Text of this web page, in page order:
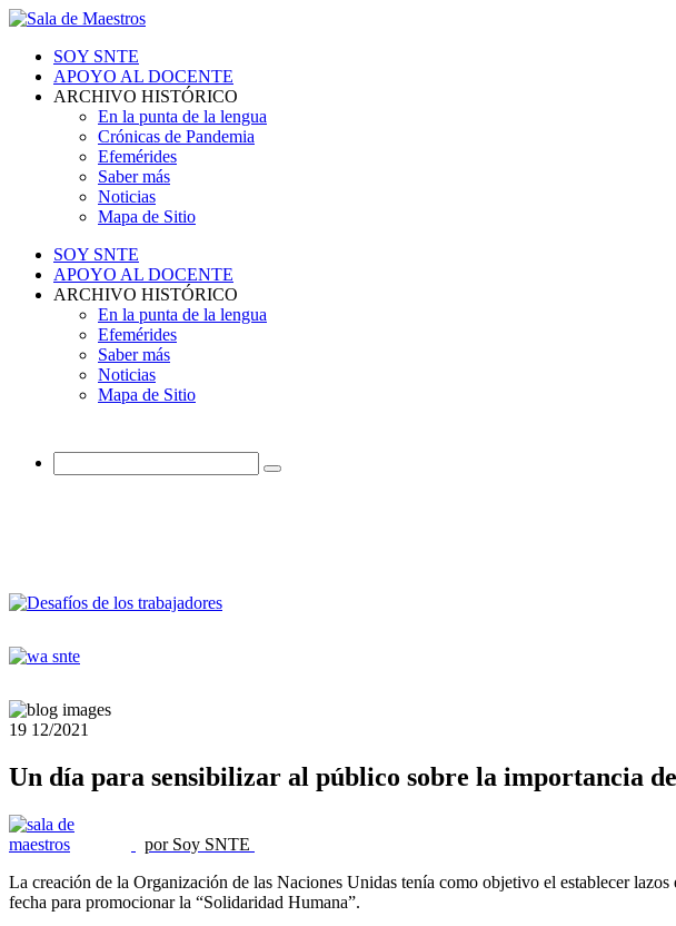
SOY SNTE
APOYO AL DOCENTE
ARCHIVO HISTÓRICO
En la punta de la lengua
Crónicas de Pandemia
Efemérides
Saber más
Noticias
Mapa de Sitio
SOY SNTE
APOYO AL DOCENTE
ARCHIVO HISTÓRICO
En la punta de la lengua
Efemérides
Saber más
Noticias
Mapa de Sitio
19 12/2021
Un día para sensibilizar al público sobre la importancia
por Soy SNTE
La creación de la Organización de las Naciones Unidas tenía como objetivo el establecer
fecha para promocionar la “Solidaridad Humana”.